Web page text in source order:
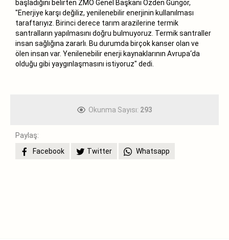
başladığını belirten ZMO Genel Başkanı Özden Güngör,
"Enerjiye karşı değiliz, yenilenebilir enerjinin kullanılması
taraftarıyız. Birinci derece tarım arazilerine termik
santralların yapılmasını doğru bulmuyoruz. Termik santraller
insan sağlığına zararlı. Bu durumda birçok kanser olan ve
ölen insan var. Yenilenebilir enerji kaynaklarının Avrupa‘da
olduğu gibi yaygınlaşmasını istiyoruz" dedi.
Okunma Sayısı: 293
Paylaş:
Facebook
Twitter Whatsapp